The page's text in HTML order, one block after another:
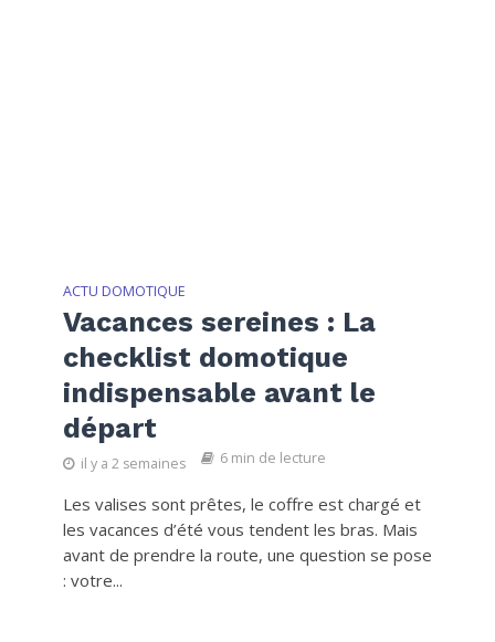
ACTU DOMOTIQUE
Vacances sereines : La
checklist domotique
indispensable avant le
départ
il y a 2 semaines 6 min de lecture
Les valises sont prêtes, le coffre est chargé et
les vacances d’été vous tendent les bras. Mais
avant de prendre la route, une question se pose
: votre...